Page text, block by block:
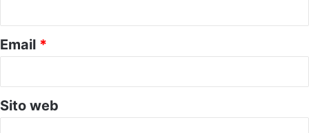
Email *
Sito web